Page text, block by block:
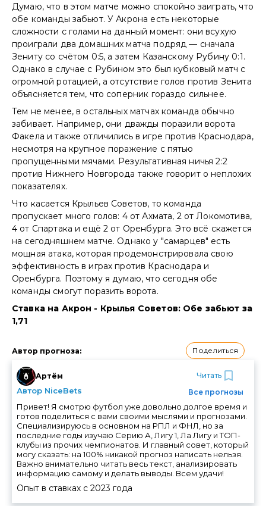
Думаю, что в этом матче можно спокойно заиграть, что
обе команды забьют. У Акрона есть некоторые
сложности с голами на данный момент: они всухую
проиграли два домашних матча подряд — сначала
Зениту со счётом 0:5, а затем Казанскому Рубину 0:1.
Однако в случае с Рубином это был кубковый матч с
огромной ротацией, а отсутствие голов против Зенита
объясняется тем, что соперник гораздо сильнее.
Тем не менее, в остальных матчах команда обычно
забивает. Например, они дважды поразили ворота
Факела и также отличились в игре против Краснодара,
несмотря на крупное поражение с пятью
пропущенными мячами. Результативная ничья 2:2
против Нижнего Новгорода также говорит о неплохих
показателях.
Что касается Крыльев Советов, то команда
пропускает много голов: 4 от Ахмата, 2 от Локомотива,
4 от Спартака и ещё 2 от Оренбурга. Это всё скажется
на сегодняшнем матче. Однако у "самарцев" есть
мощная атака, которая продемонстрировала свою
эффективность в играх против Краснодара и
Оренбурга. Поэтому я думаю, что сегодня обе
команды смогут поразить ворота.
Ставка на Акрон - Крылья Советов: Обе забьют за
1,71
Автор прогноза: Поделиться
Артём
Автор NiceBets
Читать
Все прогнозы
Привет! Я смотрю футбол уже довольно долгое время и
готов поделиться с вами своими мыслями и прогнозами.
Специализируюсь в основном на РПЛ и ФНЛ, но за
последние годы изучаю Серию А, Лигу 1, Ла Лигу и ТОП-
клубы из прочих чемпионатов. И главный совет, который
могу сказать: на 100% никакой прогноз написать нельзя.
Важно внимательно читать весь текст, анализировать
информацию самому и делать выводы. Всем удачи!
Опыт в ставках с 2023 года